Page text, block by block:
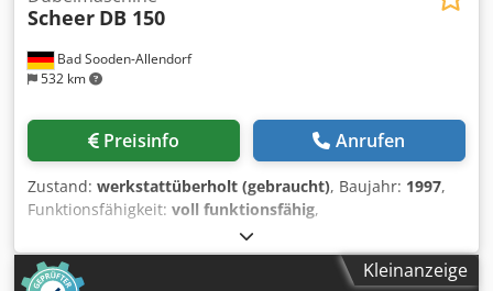
Bad Sooden-Allendorf
532 km
Scheer DB 150
Preisinfo Anrufen
Zustand: werkstattüberholt (gebraucht), Baujahr: 1997,
Funktionsfähigkeit: voll funktionsfähig,
Maschinen-/Fahrzeugnummer:
380V 1,84kW Chodpfx Aoh U Damsirea Drehzahl 2840
U/min Spindelanzahl: 21 Stück, Teilung 32 mmKleinanzeige